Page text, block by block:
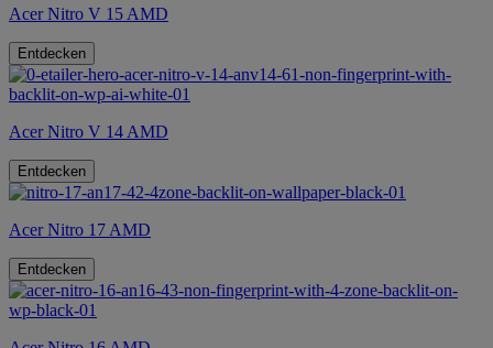
Acer Nitro V 15 AMD
Entdecken
Acer Nitro V 14 AMD
Entdecken
Acer Nitro 17 AMD
Entdecken